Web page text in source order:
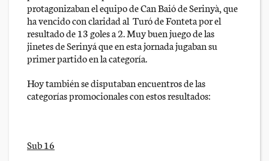
protagonizaban el equipo de Can Baió de Serinyà, que
ha vencido con claridad al Turó de Fonteta por el
resultado de 13 goles a 2. Muy buen juego de las
jinetes de Serinyá que en esta jornada jugaban su
primer partido en la categoría.
Hoy también se disputaban encuentros de las
categorías promocionales con estos resultados:
Sub 16